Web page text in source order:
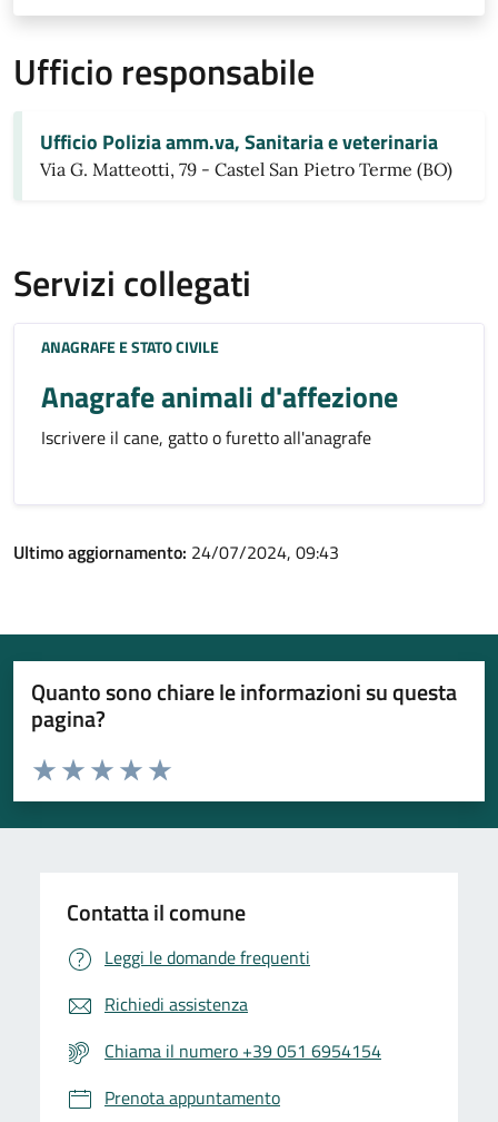
Ufficio responsabile
Ufficio Polizia amm.va, Sanitaria e veterinaria
Via G. Matteotti, 79 - Castel San Pietro Terme (BO)
Servizi collegati
ANAGRAFE E STATO CIVILE
Anagrafe animali d'affezione
Iscrivere il cane, gatto o furetto all'anagrafe
Ultimo aggiornamento: 24/07/2024, 09:43
Quanto sono chiare le informazioni su questa
pagina?
Valuta da 1 a 5 stelle la pagina
Valuta 5 stelle su 5
Valuta 4 stelle su 5
Valuta 3 stelle su 5
Valuta 2 stelle su 5
Valuta 1 stelle su 5
Contatta il comune
Leggi le domande frequenti
Richiedi assistenza
Chiama il numero +39 051 6954154
Prenota appuntamento